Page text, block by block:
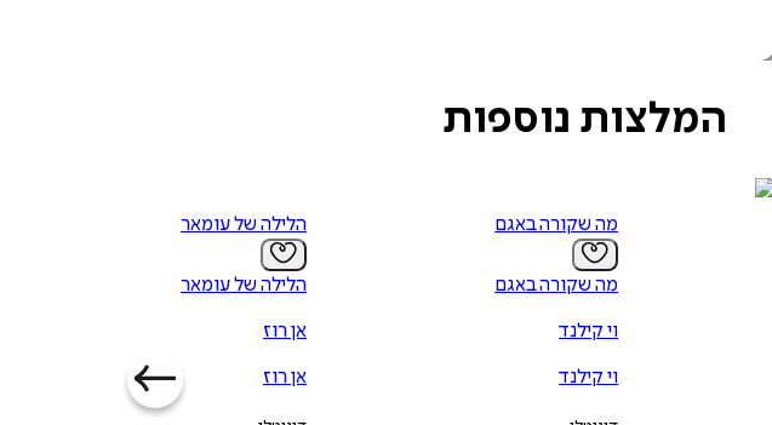
המלצות נוספות
מה שקורה באגם
מה שקורה באגם
וי קילנד
וי קילנד
הלילה של עומאר
הלילה של עומאר
אן רוז
אן רוז